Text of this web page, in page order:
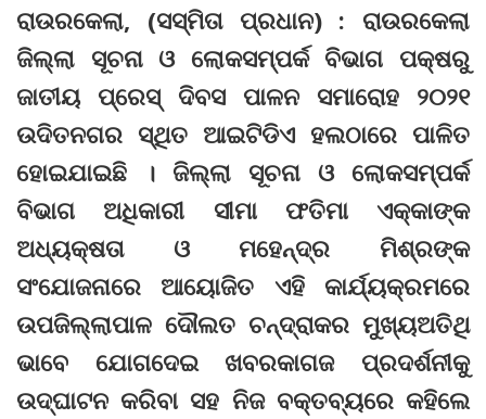
ରାଉରକେଲା, (ସସ୍ମିତା ପ୍ରଧାନ) : ରାଉରକେଲା
ଜିଲ୍ଲା ସୂଚନା ଓ ଲୋକସମ୍ପର୍କ ବିଭାଗ ପକ୍ଷରୁ
ଜାତୀୟ ପ୍ରେସ୍ ଦିବସ ପାଳନ ସମାରୋହ ୨୦୨୧
ଉଦିତନଗର ସ୍ଥିତ ଆଇଟିଡିଏ ହଲଠାରେ ପାଳିତ
ହୋଇଯାଇଛି । ଜିଲ୍ଲା ସୂଚନା ଓ ଲୋକସମ୍ପର୍କ
ବିଭାଗ ଅଧିକାରୀ ସୀମା ଫତିମା ଏକ୍କାଙ୍କ
ଅଧ୍ୟକ୍ଷତା ଓ ମହେନ୍ଦ୍ର ମିଶ୍ରଙ୍କ
ସଂଯୋଜନାରେ ଆୟୋଜିତ ଏହି କାର୍ଯ୍ୟକ୍ରମରେ
ଉପଜିଲ୍ଲାପାଳ ଦୌଲତ ଚନ୍ଦ୍ରାକର ମୁଖ୍ୟଅତିଥି
ଭାବେ ଯୋଗଦେଇ ଖବରକାଗଜ ପ୍ରଦର୍ଶନୀକୁ
ଉଦ୍‌ଘାଟନ କରିବା ସହ ନିଜ ବକ୍ତବ୍ୟରେ କହିଲେ